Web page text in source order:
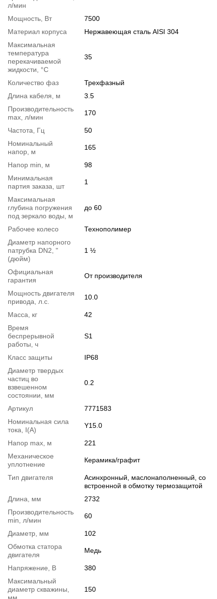
л/мин
Мощность, Вт
7500
Материал корпуса
Нержавеющая сталь AISI 304
Максимальная
температура
перекачиваемой
жидкости, °C
35
Количество фаз
Трехфазный
Длина кабеля, м
3.5
Производительность
max, л/мин
170
Частота, Гц
50
Номинальный
напор, м
165
Напор min, м
98
Минимальная
партия заказа, шт
1
Максимальная
глубина погружения
под зеркало воды, м
до 60
Рабочее колесо
Технополимер
Диаметр напорного
патрубка DN2, "
(дюйм)
1 ½
Официальная
гарантия
От производителя
Мощность двигателя
привода, л.с.
10.0
Масса, кг
42
Время
беспрерывной
работы, ч
S1
Класс защиты
IP68
Диаметр твердых
частиц во
взвешенном
состоянии, мм
0.2
Артикул
7771583
Номинальная сила
тока, I(А)
Y15.0
Напор max, м
221
Механическое
уплотнение
Керамика/графит
Тип двигателя
Асинхронный, маслонаполненный, со
встроенной в обмотку термозащитой
Длина, мм
2732
Производительность
min, л/мин
60
Диаметр, мм
102
Обмотка статора
двигателя
Медь
Напряжение, В
380
Максимальный
диаметр скважины,
150